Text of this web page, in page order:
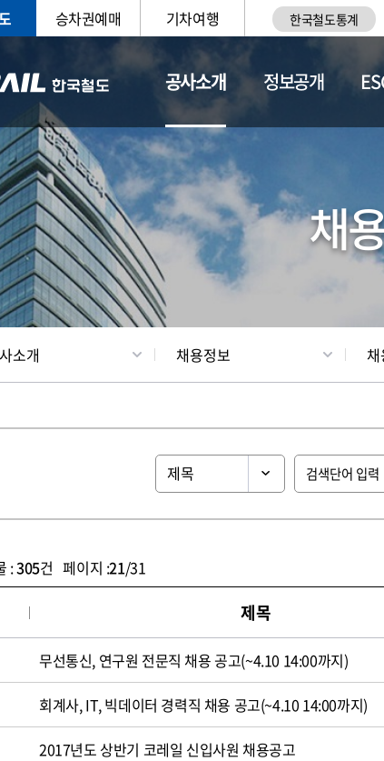
승차권예매 기차여행 한국철도통계
공사소개
일반현황
정보공개
채
소개 채용정보
:305건 페이지 :21/31
제목
무선통신, 연구원 전문직 채용 공고(~4.10 14:00까지)
회계사, IT, 빅데이터 경력직 채용 공고(~4.10 14:00까지)
2017년도 상반기 코레일 신입사원 채용공고